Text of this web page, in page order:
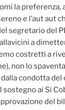
la preferenza,
e l’aut aut
segretario del
a
costretti a
non lo
condotta del
ai Si
del